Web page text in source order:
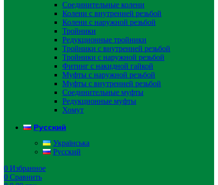
Соединительные колени
Колени с внутренней резьбой
Колени с наружной резьбой
Тройники
Редукционные тройники
Тройники с внутренней резьбой
Тройники с наружной резьбой
Фитинг с накидной гайкой
Муфты с наружной резьбой
Муфты с внутренней резьбой
Соединительные муфты
Редукционные муфты
Хомут
Русский
Українська
Русский
0 Избранное
0 Сравнить